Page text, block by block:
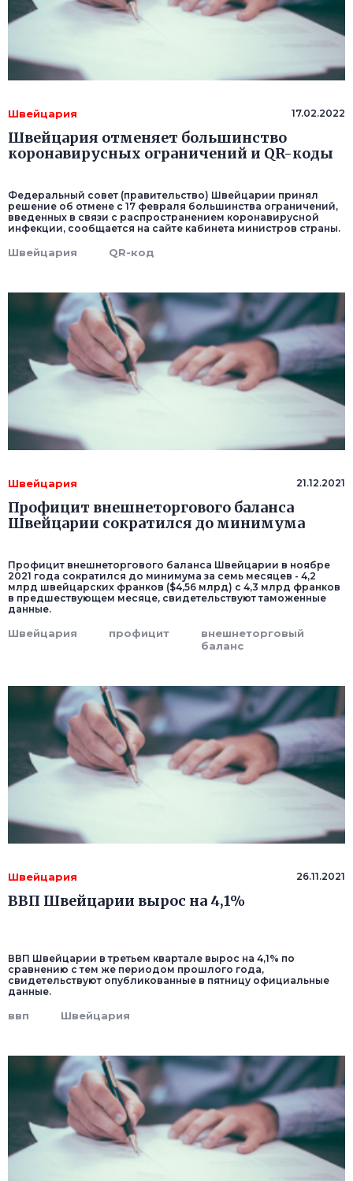
Швейцария 17.02.2022
Швейцария отменяет большинство
коронавирусных ограничений и QR-коды
Федеральный совет (правительство) Швейцарии принял
решение об отмене с 17 февраля большинства ограничений,
введенных в связи с распространением коронавирусной
инфекции, сообщается на сайте кабинета министров страны.
Швейцария QR-код
Швейцария 21.12.2021
Профицит внешнеторгового баланса
Швейцарии сократился до минимума
Профицит внешнеторгового баланса Швейцарии в ноябре
2021 года сократился до минимума за семь месяцев - 4,2
млрд швейцарских франков ($4,56 млрд) с 4,3 млрд франков
в предшествующем месяце, свидетельствуют таможенные
данные.
Швейцария профицит
внешнеторговый
баланс
Швейцария 26.11.2021
ВВП Швейцарии вырос на 4,1%
ВВП Швейцарии в третьем квартале вырос на 4,1% по
сравнению с тем же периодом прошлого года,
свидетельствуют опубликованные в пятницу официальные
данные.
ввп Швейцария